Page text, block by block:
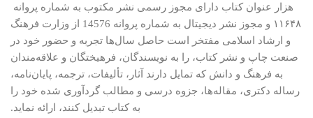
هزار عنوان کتاب دارای مجوز رسمی نشر مکتوب به شماره پروانه
۱۱۶۴۸ و مجوز نشر دیجیتال به شماره پروانه 14576 از وزارت فرهنگ
و ارشاد اسلامی مفتخر است حاصل سال‌ها تجربه و حضور خود در
صنعت چاپ و نشر کتاب، را به نویسندگان، فرهیختگان و علاقه‌مندان
به فرهنگ و دانش که تمایل دارند آثار، تألیفات، ترجمه، پایان‌نامه،
رساله دکتری، مقاله‌ها، جزوه درسی و مطالب گردآوری شده خود را
به کتاب تبدیل کنند، ارائه نماید.